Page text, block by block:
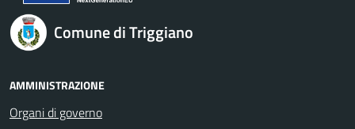
Comune di Triggiano
AMMINISTRAZIONE
Organi di governo